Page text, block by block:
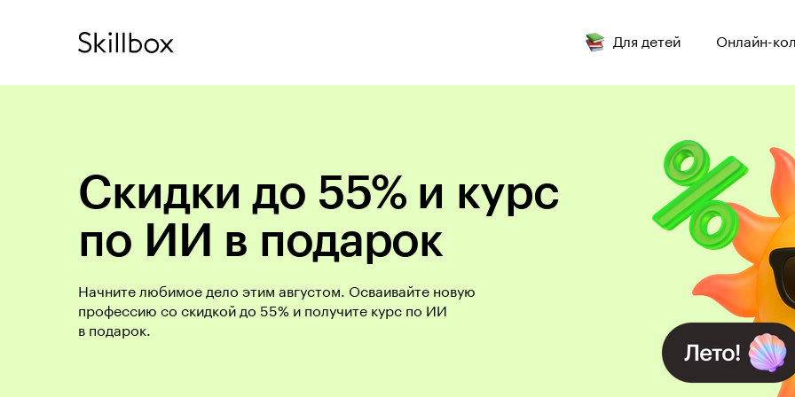
Для детей Онлайн-
Скидки до 55% и курс
по ИИ в подарок
Начните любимое дело этим августом. Осваивайте новую
профессию со скидкой до 55% и получите курс по ИИ
в подарок.